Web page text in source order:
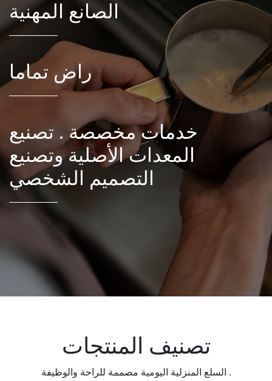
الصانع المهنية
راض تماما
خدمات مخصصة . تصنيع
المعدات الأصلية وتصنيع
التصميم الشخصي
تصنيف المنتجات
السلع المنزلية اليومية مصممة للراحة والوظيفة .